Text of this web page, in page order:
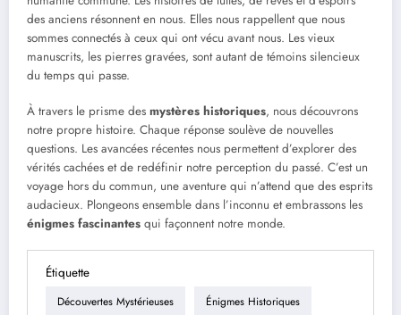
des anciens résonnent en nous. Elles nous rappellent que nous
sommes connectés à ceux qui ont vécu avant nous. Les vieux
manuscrits, les pierres gravées, sont autant de témoins silencieux
du temps qui passe.
À travers le prisme des mystères historiques, nous découvrons
notre propre histoire. Chaque réponse soulève de nouvelles
questions. Les avancées récentes nous permettent d’explorer des
vérités cachées et de redéfinir notre perception du passé. C’est un
voyage hors du commun, une aventure qui n’attend que des esprits
audacieux. Plongeons ensemble dans l’inconnu et embrassons les
énigmes fascinantes qui façonnent notre monde.
Étiquette
Découvertes Mystérieuses Énigmes Historiques